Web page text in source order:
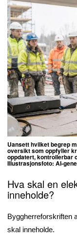
Uansett hvilket begrep
oversikt som oppfyller
oppdatert, kontrollerbar
Illustrasjonsfoto: AI-
Hva skal en
inneholde?
Byggherreforskriften
skal inneholde.